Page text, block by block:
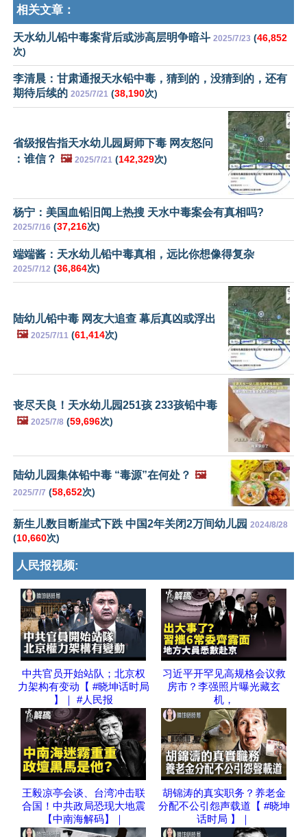
相关文章：
天水幼儿铅中毒案背后或涉高层明争暗斗 2025/7/23 (46,852
次)
李清晨：甘肃通报天水铅中毒，猜到的，没猜到的，还有
期待后续的 2025/7/21 (38,190次)
省级报告指天水幼儿园厨师下毒 网友怒问
：谁信？ 🖼️ 2025/7/21 (142,329次)
杨宁：美国血铅旧闻上热搜 天水中毒案会有真相吗?
2025/7/16 (37,216次)
端端酱：天水幼儿铅中毒真相，远比你想像得复杂
2025/7/12 (36,864次)
陆幼儿铅中毒 网友大追查 幕后真凶或浮出
🖼️ 2025/7/11 (61,414次)
丧尽天良！天水幼儿园251孩 233孩铅中毒
🖼️ 2025/7/8 (59,696次)
陆幼儿园集体铅中毒 “毒源”在何处？ 🖼️
2025/7/7 (58,652次)
新生儿数目断崖式下跌 中国2年关闭2万间幼儿园 2024/8/28
(10,660次)
人民报视频:
中共官员开始站队；北京权
力架构有变动【 #晓坤话时局
】｜ #人民报
习近平开罕见高规格会议救
房市？李强照片曝光藏玄
机，
王毅凉亭会谈、台湾冲击联
合国！中共政局恐现大地震
【中南海解码】｜
胡锦涛的真实职务？养老金
分配不公引怨声载道【 #晓坤
话时局 】｜